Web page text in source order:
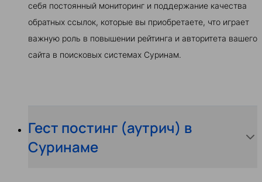
себя постоянный мониторинг и поддержание качества
обратных ссылок, которые вы приобретаете, что играет
важную роль в повышении рейтинга и авторитета вашего
сайта в поисковых системах Суринам.
Гест постинг (аутрич) в
Суринаме